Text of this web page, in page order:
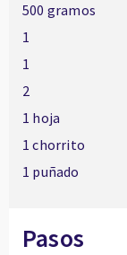
500 gramos
1
1
2
1 hoja
1 chorrito
1 puñado
Pasos